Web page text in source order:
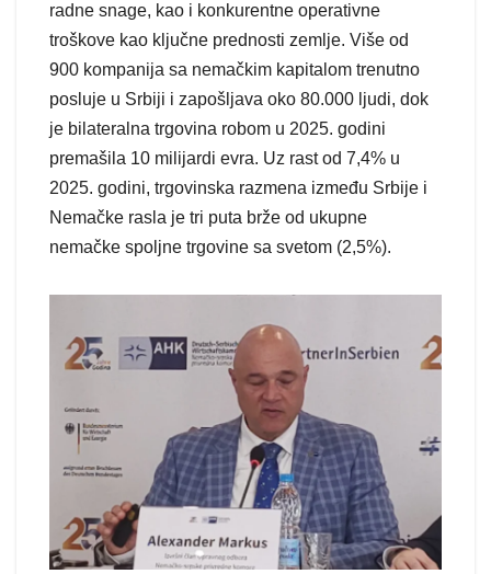
radne snage, kao i konkurentne operativne
troškove kao ključne prednosti zemlje. Više od
900 kompanija sa nemačkim kapitalom trenutno
posluje u Srbiji i zapošljava oko 80.000 ljudi, dok
je bilateralna trgovina robom u 2025. godini
premašila 10 milijardi evra. Uz rast od 7,4% u
2025. godini, trgovinska razmena između Srbije i
Nemačke rasla je tri puta brže od ukupne
nemačke spoljne trgovine sa svetom (2,5%).